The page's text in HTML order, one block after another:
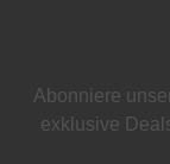
Abonniere
exklusive